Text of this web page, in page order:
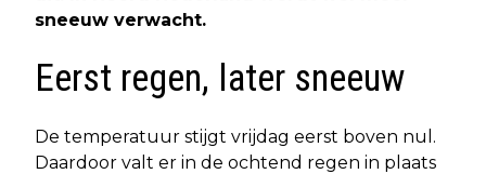
sneeuw verwacht.
Eerst regen, later sneeuw
De temperatuur stijgt vrijdag eerst boven nul.
Daardoor valt er in de ochtend regen in plaats